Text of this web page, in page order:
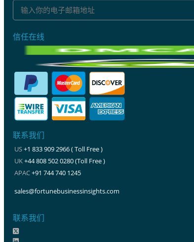
信任在线
联系我们
US+1 833 909 2966 ( Toll Free )
UK+44 808 502 0280 (Toll Free )
APAC+91 744 740 1245
sales@fortunebusinessinsights.com
联系我们